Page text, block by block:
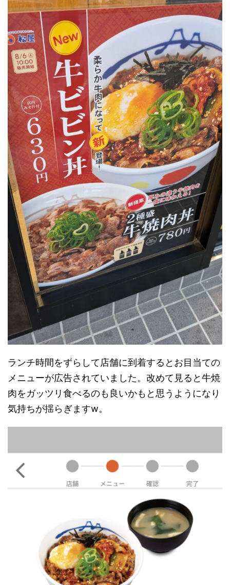
ランチ時間をずらして店舗に到着するとお目当ての
メニューが広告されていました。改めて見ると牛焼
肉をガッツリ食べるのも良いかもと思うようになり
気持ちが揺らぎますw。